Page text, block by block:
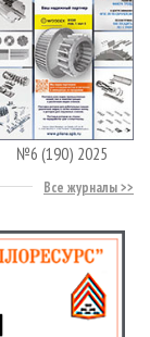
№6 (190) 2025
Все журналы